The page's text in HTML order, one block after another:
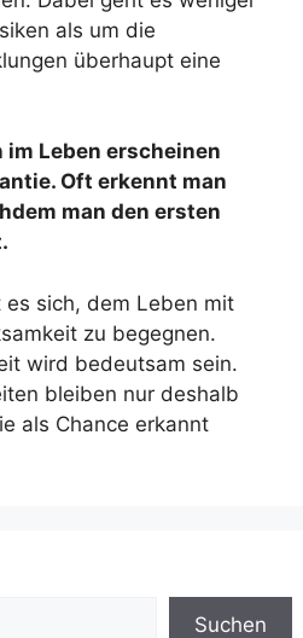
als um die
überhaupt eine
im Leben erscheinen
Oft erkennt man
man den ersten
sich, dem Leben mit
zu begegnen.
wird bedeutsam sein.
bleiben nur deshalb
als Chance erkannt
Suchen